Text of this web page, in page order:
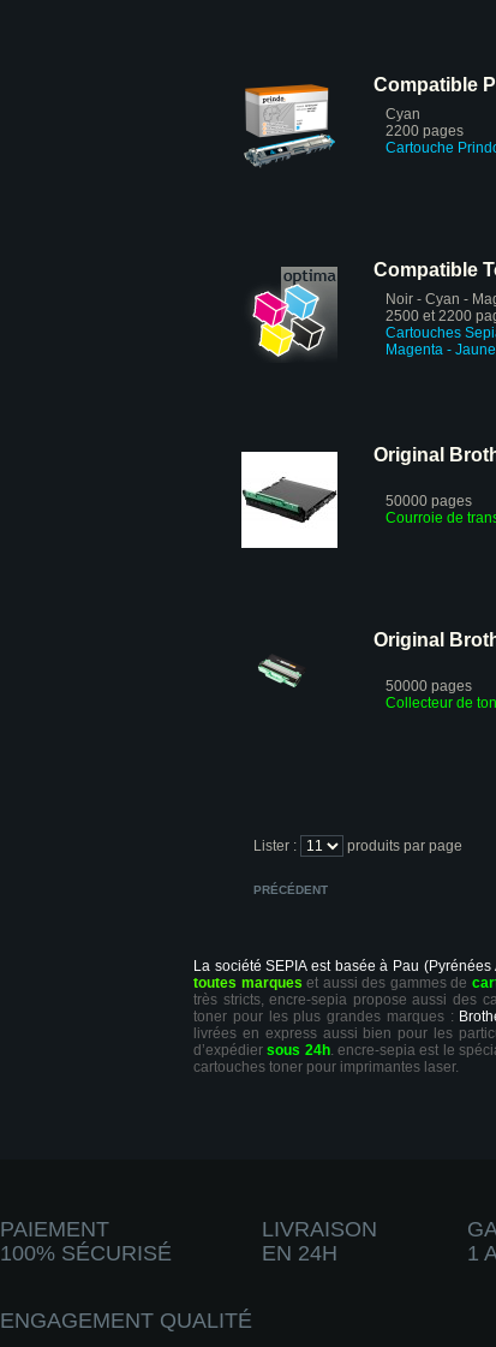
Compatible
Cyan
2200 pages
Cartouche
Compatible
Noir - Cyan -
2500 et 2200
Cartouches
Magenta - Jaune
Original
50000 pages
Courroie de
Original
50000 pages
Collecteur de
Lister : produits par page
PRÉCÉDENT
La société SEPIA est basée à Pau (Pyrénées
toutes marques et aussi des gammes de
très stricts, encre-sepia propose aussi des
toner pour les plus grandes marques :
livrées en express aussi bien pour les
d’expédiersous 24h. encre-sepia est le
cartouches toner pour imprimantes laser.
PAIEMENT
100% SÉCURISÉ
LIVRAISON
EN 24H
1
ENGAGEMENT QUALITÉ